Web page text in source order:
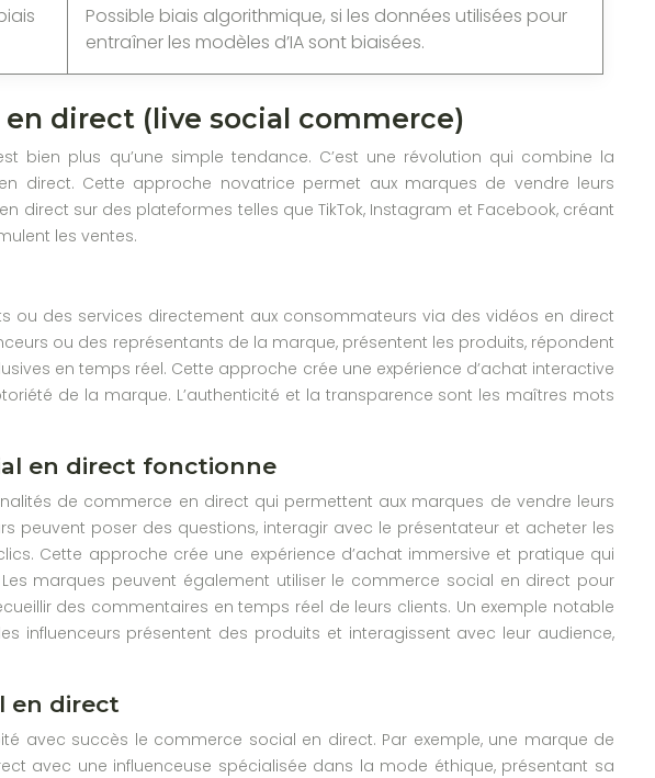
Possible biais algorithmique, si les données utilisées pour
entraîner les modèles d’IA sont biaisées.
direct (live social commerce)
bien plus qu’une simple tendance. C’est une révolution qui combine la
direct. Cette approche novatrice permet aux marques de vendre leurs
direct sur des plateformes telles que TikTok, Instagram et Facebook, créant
les ventes.
ou des services directement aux consommateurs via des vidéos en direct
ou des représentants de la marque, présentent les produits, répondent
en temps réel. Cette approche crée une expérience d’achat interactive
de la marque. L’authenticité et la transparence sont les maîtres mots
en direct fonctionne
de commerce en direct qui permettent aux marques de vendre leurs
peuvent poser des questions, interagir avec le présentateur et acheter les
Cette approche crée une expérience d’achat immersive et pratique qui
marques peuvent également utiliser le commerce social en direct pour
des commentaires en temps réel de leurs clients. Un exemple notable
influenceurs présentent des produits et interagissent avec leur audience,
en direct
avec succès le commerce social en direct. Par exemple, une marque de
avec une influenceuse spécialisée dans la mode éthique, présentant sa